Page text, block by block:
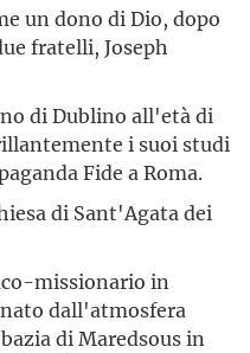
un dono di Dio, dopo
fratelli, Joseph
di Dublino all'età di
i suoi studi
Fide a Roma.
di Sant'Agata dei
missionario in
dall'atmosfera
di Maredsous in